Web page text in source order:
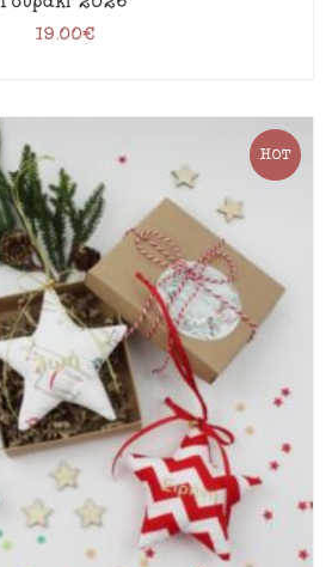
19.00€
HOT